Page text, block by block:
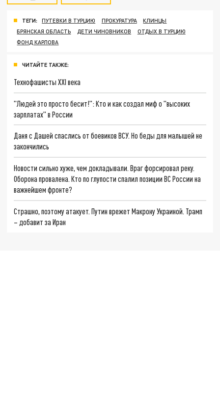
ТЕГИ: ПУТЕВКИ В ТУРЦИЮ ПРОКУРАТУРА
КЛИНЦЫ
БРЯНСКАЯ ОБЛАСТЬ
ДЕТИ ЧИНОВНИКОВ
ОТДЫХ В ТУРЦИЮ
ФОНД КАРЛОВА
ЧИТАЙТЕ ТАКЖЕ:
Технофашисты XXI века
"Людей это просто бесит!": Кто и как создал миф о "высоких
зарплатах" в России
Даня с Дашей спаслись от боевиков ВСУ. Но беды для малышей не
закончились
Новости сильно хуже, чем докладывали. Враг форсировал реку.
Оборона провалена. Кто по глупости спалил позиции ВС России на
важнейшем фронте?
Страшно, поэтому атакует. Путин врежет Макрону Украиной. Трамп
– добавит за Иран